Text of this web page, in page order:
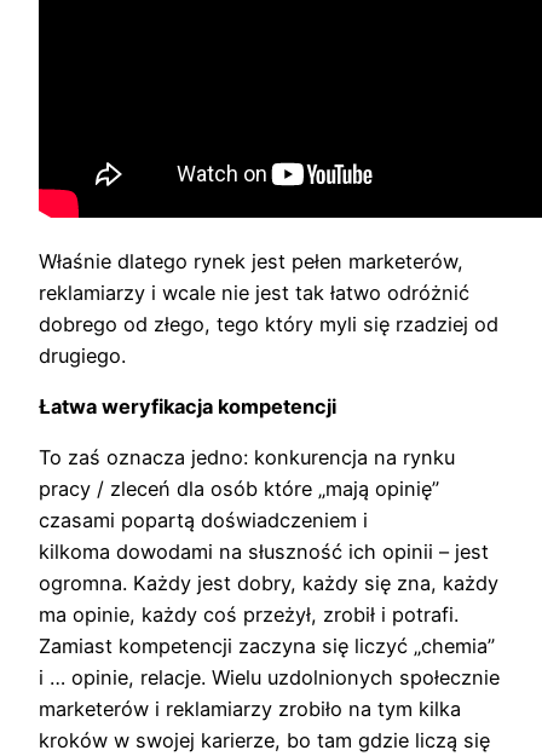
Właśnie dlatego rynek jest pełen marketerów,
reklamiarzy i wcale nie jest tak łatwo odróżnić
dobrego od złego, tego który myli się rzadziej od
drugiego.
Łatwa weryfikacja kompetencji
To zaś oznacza jedno: konkurencja na rynku
pracy / zleceń dla osób które „mają opinię”
czasami popartą doświadczeniem i
kilkoma dowodami na słuszność ich opinii – jest
ogromna. Każdy jest dobry, każdy się zna, każdy
ma opinie, każdy coś przeżył, zrobił i potrafi.
Zamiast kompetencji zaczyna się liczyć „chemia”
i … opinie, relacje. Wielu uzdolnionych społecznie
marketerów i reklamiarzy zrobiło na tym kilka
kroków w swojej karierze, bo tam gdzie liczą się